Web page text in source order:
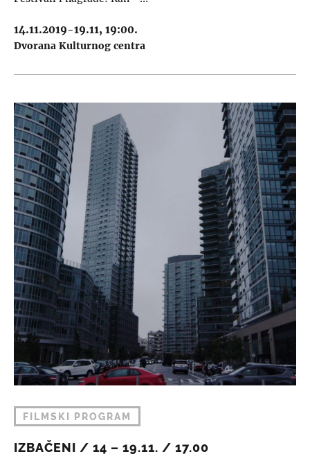
14.11.2019-19.11, 19:00.
Dvorana Kulturnog centra
FILMSKI PROGRAM
IZBAČENI / 14 – 19.11. / 17.00